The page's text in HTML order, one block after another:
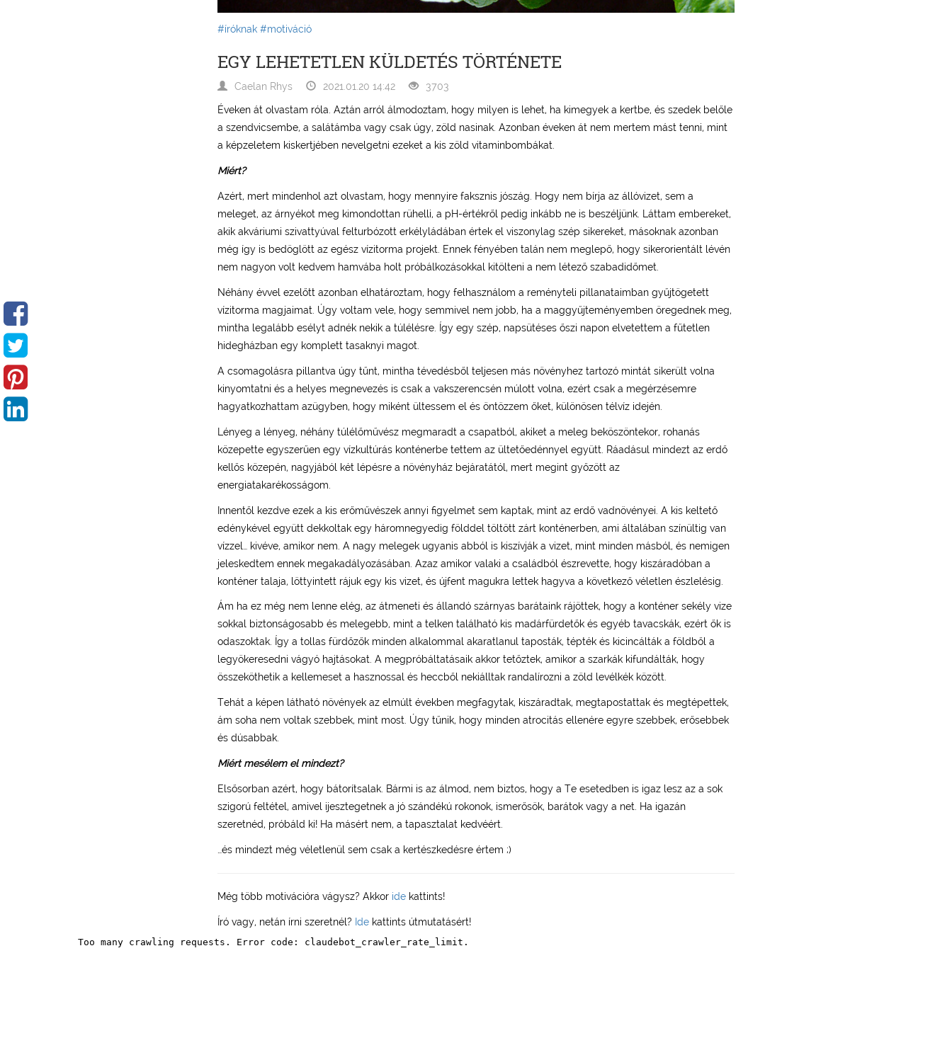
#íróknak #motiváció
EGY LEHETETLEN KÜLDETÉS TÖRTÉNETE
Caelan Rhys 2021.01.20 14:42 3703
Éveken át olvastam róla. Aztán arról álmodoztam, hogy milyen is lehet, ha kimegyek a kertbe, és szedek belőle
a szendvicsembe, a salátámba vagy csak úgy, zöld nasinak. Azonban éveken át nem mertem mást tenni, mint
a képzeletem kiskertjében nevelgetni ezeket a kis zöld vitaminbombákat.
Miért?
Azért, mert mindenhol azt olvastam, hogy mennyire faksznis jószág. Hogy nem bírja az állóvizet, sem a
meleget, az árnyékot meg kimondottan rühelli, a pH-értékről pedig inkább ne is beszéljünk. Láttam embereket,
akik akváriumi szivattyúval felturbózott erkélyládában értek el viszonylag szép sikereket, másoknak azonban
még így is bedöglött az egész vízitorma projekt. Ennek fényében talán nem meglepő, hogy sikerorientált lévén
nem nagyon volt kedvem hamvába holt próbálkozásokkal kitölteni a nem létező szabadidőmet.
Néhány évvel ezelőtt azonban elhatároztam, hogy felhasználom a reményteli pillanataimban gyűjtögetett
vízitorma magjaimat. Úgy voltam vele, hogy semmivel nem jobb, ha a maggyűjteményemben öregednek meg,
mintha legalább esélyt adnék nekik a túlélésre. Így egy szép, napsütéses őszi napon elvetettem a fűtetlen
hidegházban egy komplett tasaknyi magot.
A csomagolásra pillantva úgy tűnt, mintha tévedésből teljesen más növényhez tartozó mintát sikerült volna
kinyomtatni és a helyes megnevezés is csak a vakszerencsén múlott volna, ezért csak a megérzésemre
hagyatkozhattam azügyben, hogy miként ültessem el és öntözzem őket, különösen télvíz idején.
Lényeg a lényeg, néhány túlélőművész megmaradt a csapatból, akiket a meleg beköszöntekor, rohanás
közepette egyszerűen egy vízkultúrás konténerbe tettem az ültetőedénnyel együtt. Ráadásul mindezt az erdő
kellős közepén, nagyjából két lépésre a növényház bejáratától, mert megint győzött az
energiatakarékosságom.
Innentől kezdve ezek a kis erőművészek annyi figyelmet sem kaptak, mint az erdő vadnövényei. A kis keltető
edénykével együtt dekkoltak egy háromnegyedig földdel töltött zárt konténerben, ami általában színültig van
vízzel… kivéve, amikor nem. A nagy melegek ugyanis abból is kiszívják a vizet, mint minden másból, és nemigen
jeleskedtem ennek megakadályozásában. Azaz amikor valaki a családból észrevette, hogy kiszáradóban a
konténer talaja, löttyintett rájuk egy kis vizet, és újfent magukra lettek hagyva a következő véletlen észlelésig.
Ám ha ez még nem lenne elég, az átmeneti és állandó szárnyas barátaink rájöttek, hogy a konténer sekély vize
sokkal biztonságosabb és melegebb, mint a telken található kis madárfürdetők és egyéb tavacskák, ezért ők is
odaszoktak. Így a tollas fürdőzők minden alkalommal akaratlanul taposták, tépték és kicincálták a földből a
legyökeresedni vágyó hajtásokat. A megpróbáltatásaik akkor tetőztek, amikor a szarkák kifundálták, hogy
összeköthetik a kellemeset a hasznossal és heccből nekiálltak randalírozni a zöld levélkék között.
Tehát a képen látható növények az elmúlt években megfagytak, kiszáradtak, megtapostattak és megtépettek,
ám soha nem voltak szebbek, mint most. Úgy tűnik, hogy minden atrocitás ellenére egyre szebbek, erősebbek
és dúsabbak.
Miért mesélem el mindezt?
Elsősorban azért, hogy bátorítsalak. Bármi is az álmod, nem biztos, hogy a Te esetedben is igaz lesz az a sok
szigorú feltétel, amivel ijesztegetnek a jó szándékú rokonok, ismerősök, barátok vagy a net. Ha igazán
szeretnéd, próbáld ki! Ha másért nem, a tapasztalat kedvéért.
…és mindezt még véletlenül sem csak a kertészkedésre értem ;)
Még több motivációra vágysz? Akkor ide kattints!
Író vagy, netán írni szeretnél? Ide kattints útmutatásért!